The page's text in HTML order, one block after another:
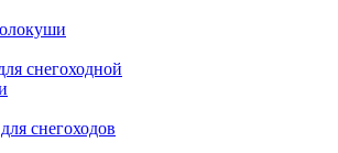
снегоходной
снегоходов